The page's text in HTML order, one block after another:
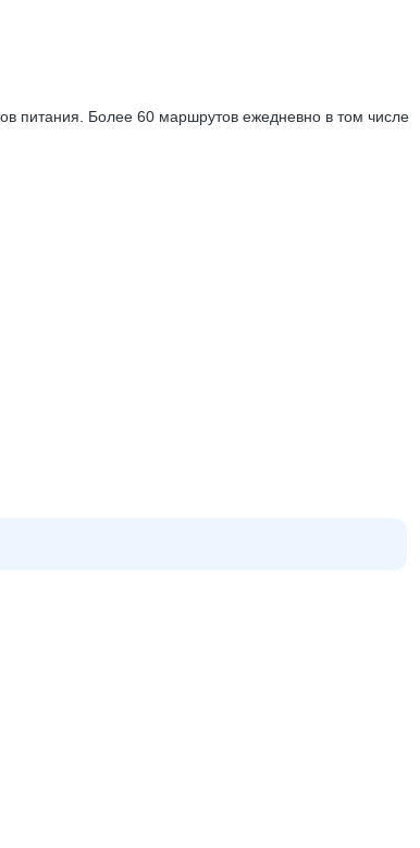
питания. Более 60 маршрутов ежедневно в том числе